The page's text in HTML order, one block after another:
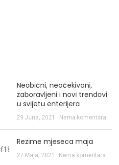
Neobični, neočekivani,
zaboravljeni i novi trendovi
u svijetu enterijera
29 Juna, 2021 Nema komentara
Rezime mjeseca maja
27 Maja, 2021 Nema komentara